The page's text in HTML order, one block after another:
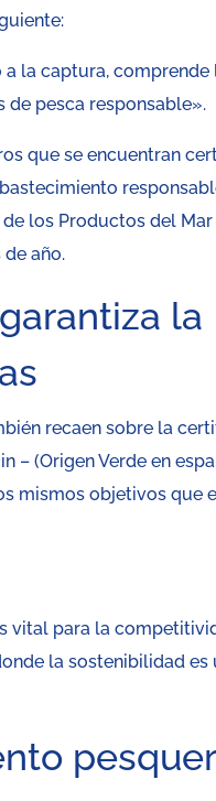
la captura, comprende
pesca responsable».
que se encuentran
los Productos del
año.
la
recaen sobre la
– (Origen Verde en
mismos objetivos que
vital para la
la sostenibilidad es